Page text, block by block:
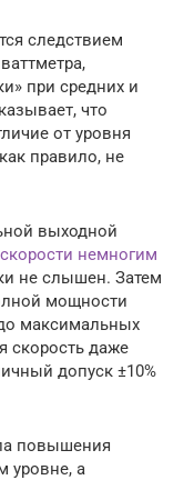
следствием
при средних и
что
от уровня
правило, не
выходной
немногим
не слышен. Затем
мощности
максимальных
скорость даже
допуск ±10%
повышения
уровне, а